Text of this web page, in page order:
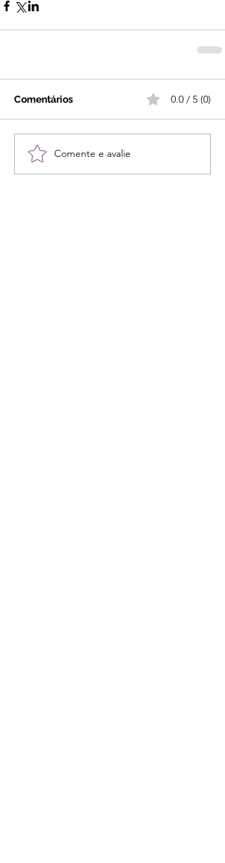
Comentários 0.0 / 5 (0)
Comente e avalie